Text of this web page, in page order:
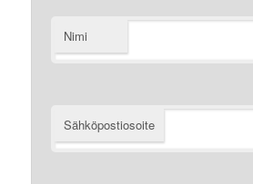
Nimi
Sähköpostiosoite